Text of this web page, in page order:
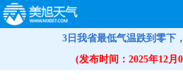
3日我省最低气温跌到零下
(发布时间：2025年12月